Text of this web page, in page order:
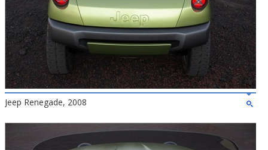
Jeep Renegade, 2008